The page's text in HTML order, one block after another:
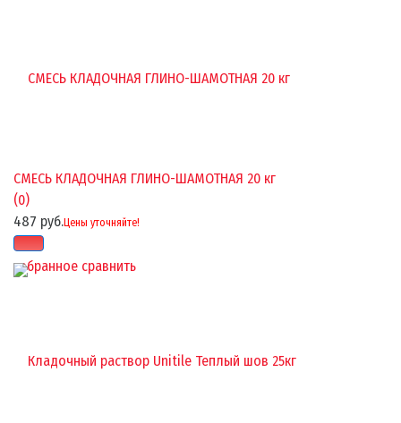
избранное сравнить
СМЕСЬ КЛАДОЧНАЯ ГЛИНО-ШАМОТНАЯ 20 кг
(0)
487 руб.Цены уточняйте!